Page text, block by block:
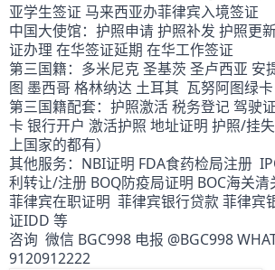
亚学生签证 马来西亚办菲律宾入境签证
中国大使馆：护照申请 护照补发 护照更
证办理 在华签证延期 在华工作签证
第三国籍：多米尼克 圣基茨 圣卢西亚 安
图 墨西哥 格林纳达 土耳其  瓦努阿图绿卡
第三国籍配套：护照激活 税务登记 驾驶
卡 银行开户 激活护照 地址证明 护照/挂
上国家的都有）
其他服务：NBI证明 FDA食药检局注册
利转让/注册 BOQ防疫局证明 BOC海关清
菲律宾在职证明  菲律宾银行贷款 菲律宾
证IDD 等
咨询  微信 BGC998 电报 @BGC998
9120912222